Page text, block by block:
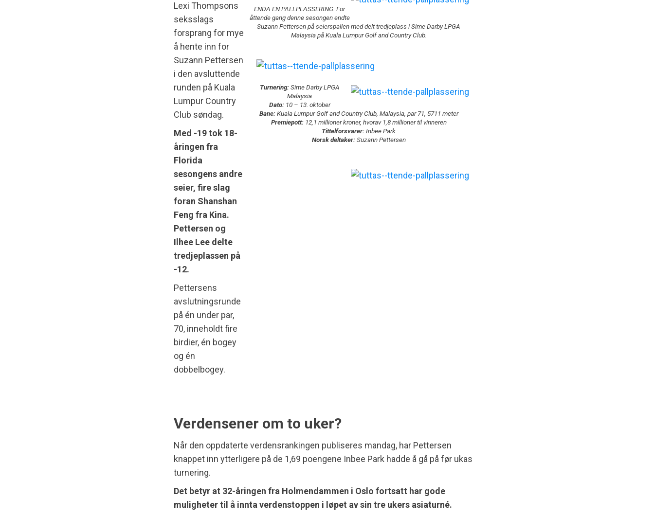
ENDA EN PALLPLASSERING: For
åttende gang denne sesongen endte
Suzann Pettersen på seierspallen med delt tredjeplass i Sime Darby LPGA
Malaysia på Kuala Lumpur Golf and Country Club.
Turnering:Sime Darby LPGA
Malaysia
Dato:10 – 13. oktober
Bane:Kuala Lumpur Golf and Country Club, Malaysia, par 71, 5711 meter
Premiepott:12,1 millioner kroner, hvorav 1,8 millioner til vinneren
Tittelforsvarer:Inbee Park
Norsk deltaker:Suzann Pettersen
Lexi Thompsons
seksslags
forsprang for mye
å hente inn for
Suzann Pettersen
i den avsluttende
runden på Kuala
Lumpur Country
Club søndag.
Med -19 tok 18-
åringen fra
Florida
sesongens andre
seier, fire slag
foran Shanshan
Feng fra Kina.
Pettersen og
Ilhee Lee delte
tredjeplassen på
-12.
Pettersens
avslutningsrunde
på én under par,
70, inneholdt fire
birdier, én bogey
og én
dobbelbogey.
Verdensener om to uker?
Når den oppdaterte verdensrankingen publiseres mandag, har Pettersen
knappet inn ytterligere på de 1,69 poengene Inbee Park hadde å gå på før ukas
turnering.
Det betyr at 32-åringen fra Holmendammen i Oslo fortsatt har gode
muligheter til å innta verdenstoppen i løpet av sin tre ukers asiaturné.